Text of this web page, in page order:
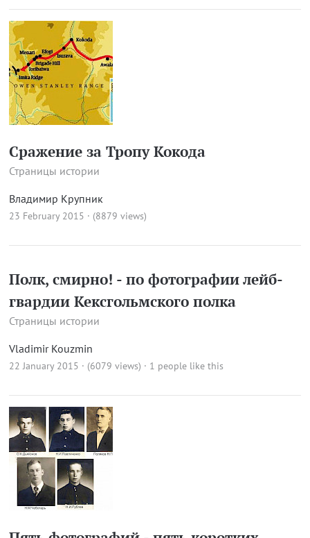
Сражение за Тропу Кокода
Страницы истории
Владимир Крупник
23 February 2015 · (8879 views)
Полк, смирно! - по фотографии лейб-
гвардии Кексгольмского полка
Страницы истории
Vladimir Kouzmin
22 January 2015 · (6079 views) · 1 people like this